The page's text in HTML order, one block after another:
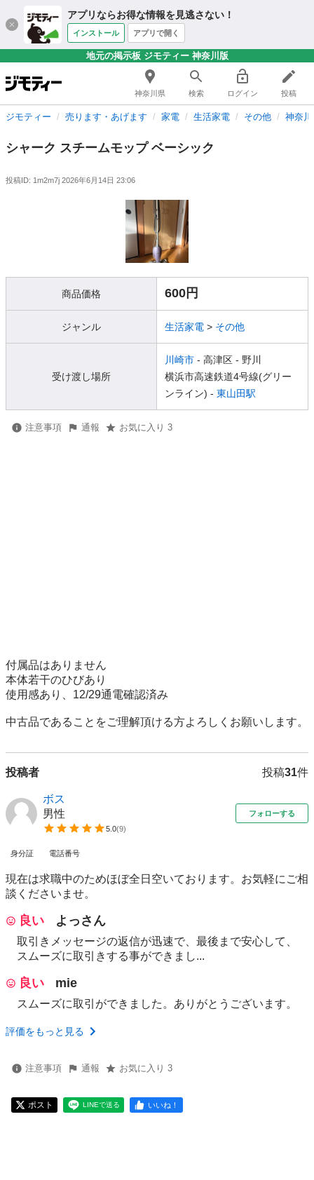
アプリならお得な情報を見逃さない！
インストール アプリで開く
地元の掲示板 ジモティー 神奈川版
神奈川県 検索 ログイン 投稿
ジモティー 売ります・あげます 家電 生活家電 その他 神奈
シャーク スチームモップ ベーシック
投稿ID: 1m2m7j 2026年6月14日 23:06
商品価格 600円
ジャンル 生活家電 > その他
受け渡し場所
川崎市 - 高津区 - 野川
横浜市高速鉄道4号線(グリー
ンライン) - 東山田駅
注意事項 通報 お気に入り 3
付属品はありません
本体若干のひびあり
使用感あり、12/29通電確認済み
中古品であることをご理解頂ける方よろしくお願いします。
投稿者 投稿31件
ボス
男性
5.0(9)
フォローする
身分証 電話番号
現在は求職中のためほぼ全日空いております。お気軽にご相
談くださいませ。
良い よっさん
取引きメッセージの返信が迅速で、最後まで安心して、
スムーズに取引きする事ができまし...
良い mie
スムーズに取引ができました。ありがとうございます。
評価をもっと見る
注意事項 通報 お気に入り 3
ポスト LINEで送る いいね！